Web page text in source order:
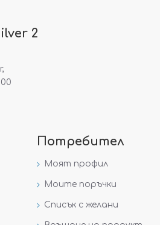
2
Потребител
Моят профил
Моите поръчки
Списък с желани